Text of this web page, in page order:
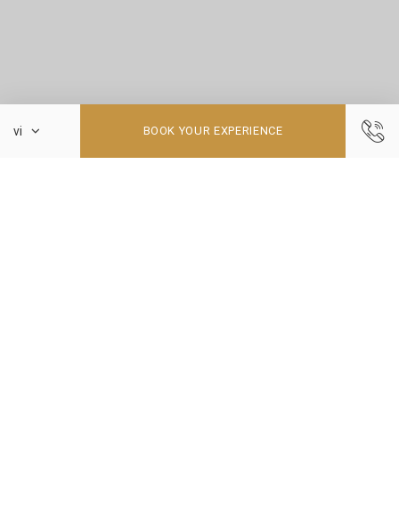
BOOK YOUR EXPERIENCE